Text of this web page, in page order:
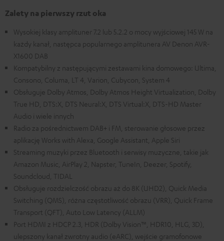
Zalety na pierwszy rzut oka
Wysokiej klasy amplituner 7.2 lub 5.2.2 o mocy wyjściowej 145 W na
każdy kanał, następca popularnego amplitunera AV Denon AVR-
X1600 DAB
Kompatybilny z następującymi zestawami kina domowego: Ultima,
Consono, Columa, LT 4, Varion, Cubycon, System 4
Obsługuje Dolby Atmos, Dolby Atmos Height Virtualization, Dolby
True HD, DTS:X, DTS Neural:X, DTS Virtual:X, DTS-HD Master
Audio i wiele innych
Radio za pośrednictwem DAB+ i FM, sterowanie głosowe przez
aplikację Works with Alexa, Google Assistant, Apple Siri
Streaming muzyki przez Bluetooth i serwisy muzyczne, takie jak
Amazon Music, AirPlay 2, Napster, TuneIn, Deezer, Spotify,
Soundcloud, TIDAL
Obsługuje rozdzielczość obrazu aż do 8K (UHD2), Quick Media
Switching (QMS), różna częstotliwość obrazu (VRR), Quick Frame
Transport (QFT), Auto Low Latency (ALLM)
Port HDMI z HDCP 2.3, HDR (Dolby Vision™, HDR10, HLG, 3D),
ulepszony kanał zwrotny audio (eARC), wejście gramofonowe